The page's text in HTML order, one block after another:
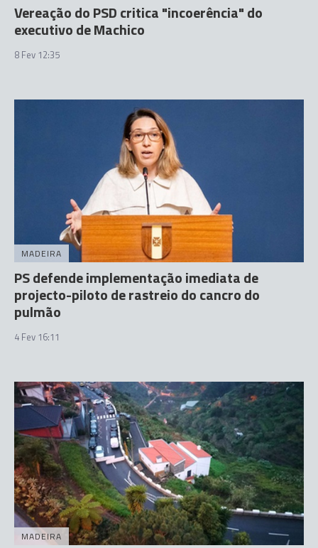
Vereação do PSD critica "incoerência" do
executivo de Machico
8 Fev 12:35
MADEIRA
PS defende implementação imediata de
projecto-piloto de rastreio do cancro do
pulmão
4 Fev 16:11
MADEIRA